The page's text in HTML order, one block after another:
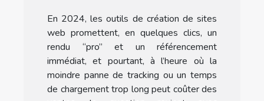
En 2024, les outils de création de sites
web promettent, en quelques clics, un
rendu “pro” et un référencement
immédiat, et pourtant, à l’heure où la
moindre panne de tracking ou un temps
de chargement trop long peut coûter des